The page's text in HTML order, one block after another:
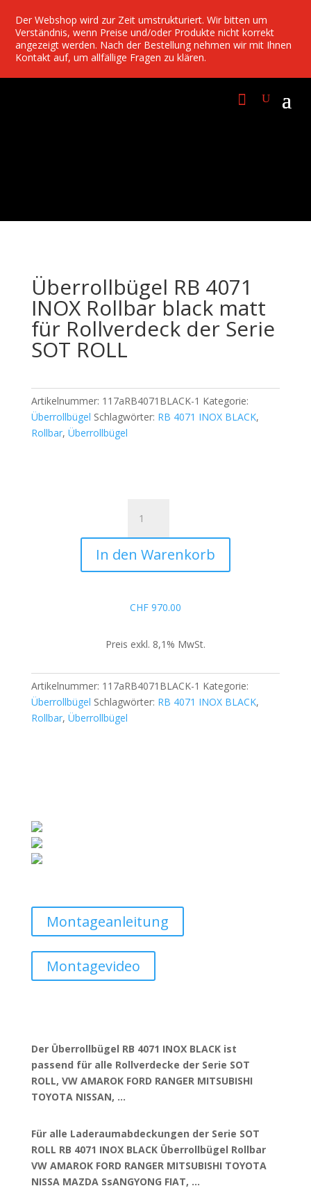
Der Webshop wird zur Zeit umstrukturiert. Wir bitten um
Verständnis, wenn Preise und/oder Produkte nicht korrekt
angezeigt werden. Nach der Bestellung nehmen wir mit Ihnen
Kontakt auf, um allfällige Fragen zu klären.
Überrollbügel RB 4071
INOX Rollbar black matt
für Rollverdeck der Serie
SOT ROLL
Artikelnummer: 117aRB4071BLACK-1 Kategorie:
Überrollbügel Schlagwörter: RB 4071 INOX BLACK,
Rollbar, Überrollbügel
4071
INOX
Rollbar
matt
der
SOT
ROLL
Menge
In den Warenkorb
CHF970.00
Preis exkl. 8,1% MwSt.
Artikelnummer: 117aRB4071BLACK-1 Kategorie:
Überrollbügel Schlagwörter: RB 4071 INOX BLACK,
Rollbar, Überrollbügel
Montageanleitung
Montagevideo
Der Überrollbügel RB 4071 INOX BLACK ist
passend für alle Rollverdecke der Serie SOT
ROLL, VW AMAROK FORD RANGER MITSUBISHI
TOYOTA NISSAN, …
Für alle Laderaumabdeckungen der Serie SOT
ROLL RB 4071 INOX BLACK Überrollbügel Rollbar
VW AMAROK FORD RANGER MITSUBISHI TOYOTA
NISSA MAZDA SsANGYONG FIAT, …